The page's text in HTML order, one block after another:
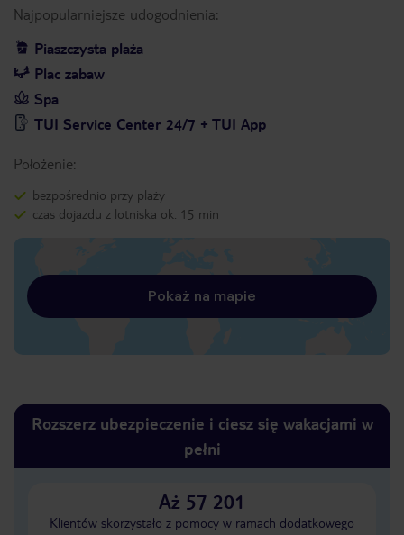
Najpopularniejsze udogodnienia:
Piaszczysta plaża
Plac zabaw
Spa
TUI Service Center 24/7 + TUI App
Położenie:
bezpośrednio przy plaży
czas dojazdu z lotniska ok. 15 min
Pokaż na mapie
Rozszerz ubezpieczenie i ciesz się wakacjami w
pełni
Aż 57 201
Klientów skorzystało z pomocy w ramach dodatkowego